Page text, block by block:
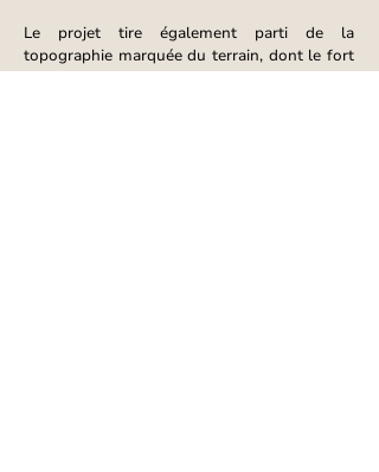
Le projet tire également parti de la
topographie marquée du terrain, dont le fort
dénivelé a permis de développer des espaces